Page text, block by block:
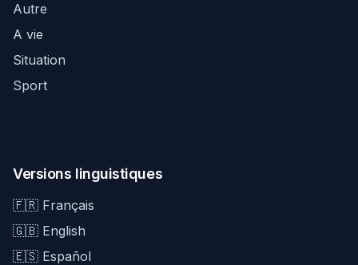
Autre
A vie
Situation
Sport
Versions linguistiques
🇫🇷 Français
🇬🇧 English
🇪🇸 Español